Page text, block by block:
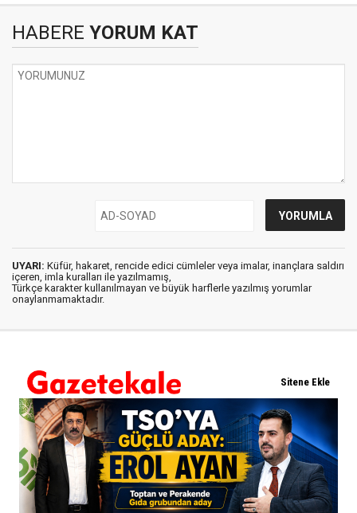
HABERE YORUM KAT
UYARI: Küfür, hakaret, rencide edici cümleler veya imalar, inançlara saldırı
içeren, imla kuralları ile yazılmamış,
Türkçe karakter kullanılmayan ve büyük harflerle yazılmış yorumlar
onaylanmamaktadır.